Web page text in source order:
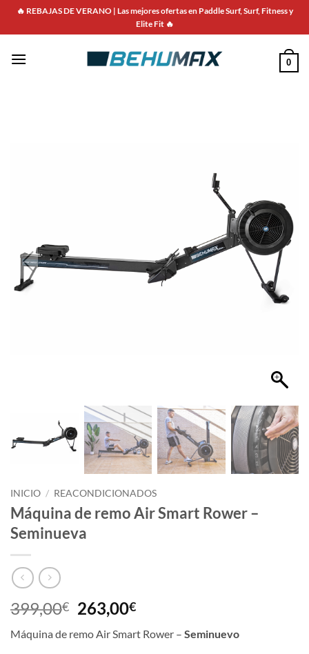
🔥 REBAJAS DE VERANO | Las mejores ofertas en Paddle Surf, Surf, Fitness y
Elite Fit 🔥
0
INICIO / REACONDICIONADOS
Máquina de remo Air Smart Rower –
Seminueva
399,00€ 263,00€
Máquina de remo Air Smart Rower – Seminuevo